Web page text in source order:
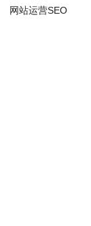
网站运营SEO